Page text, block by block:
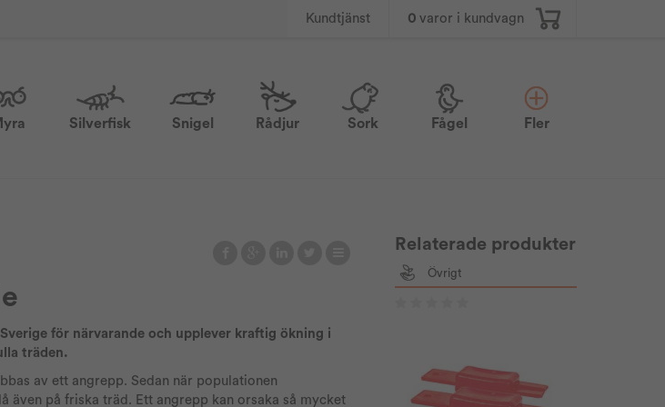
Kundtjänst 0 varor i kundvagn
Silverfisk Snigel Rådjur Sork Fågel Fler
Relaterade produkter
Övrigt
för närvarande och upplever kraftig ökning i
träden.
av ett angrepp. Sedan när populationen
även på friska träd. Ett angrepp kan orsaka så mycket